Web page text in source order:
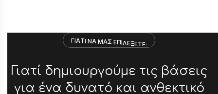
ΓΙΑΤΙ ΝΑ ΜΑΣ ΕΠΙ Λ ΕΞΕΤ
Γιατί δημιουργούμε τις βάσεις
για ένα δυνατό και ανθεκτικό